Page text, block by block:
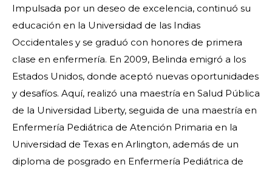
Impulsada por un deseo de excelencia, continuó su
educación en la Universidad de las Indias
Occidentales y se graduó con honores de primera
clase en enfermería. En 2009, Belinda emigró a los
Estados Unidos, donde aceptó nuevas oportunidades
y desafíos. Aquí, realizó una maestría en Salud Pública
de la Universidad Liberty, seguida de una maestría en
Enfermería Pediátrica de Atención Primaria en la
Universidad de Texas en Arlington, además de un
diploma de posgrado en Enfermería Pediátrica de